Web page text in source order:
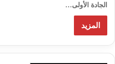
الجادة الأولى…
المزيد